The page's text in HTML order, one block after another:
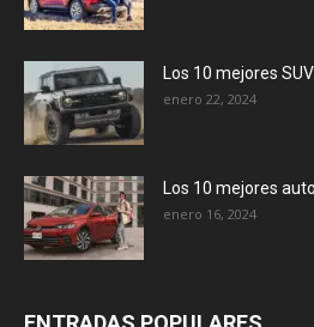
Los 10 mejores
enero 22, 2024
Los 10 mejores
enero 16, 2024